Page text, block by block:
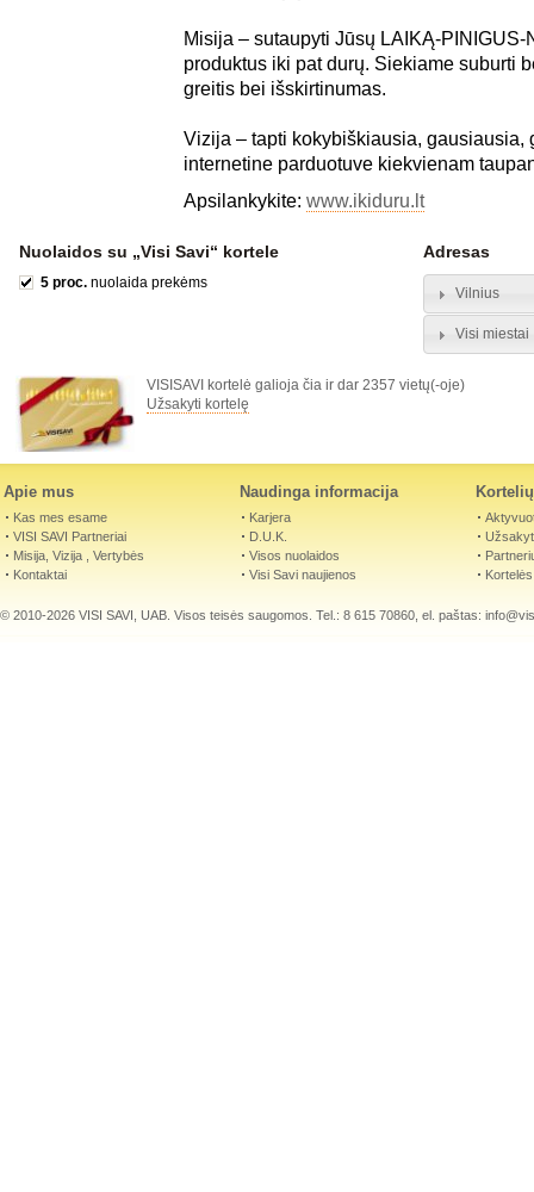
Misija – sutaupyti Jūsų LAIKĄ-
produktus iki pat durų. Siekiame suburti
greitis bei išskirtinumas.
Vizija – tapti kokybiškiausia, gausiausia,
internetine parduotuve kiekvienam
Apsilankykite: www.ikiduru.lt
Nuolaidos su „Visi Savi“ kortele
5 proc. nuolaida prekėms
Adresas
Vilnius
Visi miestai
VISISAVI kortelė galioja čia ir dar 2357 vietų(-oje)
Užsakyti kortelę
Apie mus
Kas mes esame
VISI SAVI Partneriai
Misija, Vizija , Vertybės
Kontaktai
Naudinga informacija
Karjera
D.U.K.
Visos nuolaidos
Visi Savi naujienos
© 2010-2026 VISI SAVI, UAB. Visos teisės saugomos. Tel.: 8 615 70860, el. paštas: